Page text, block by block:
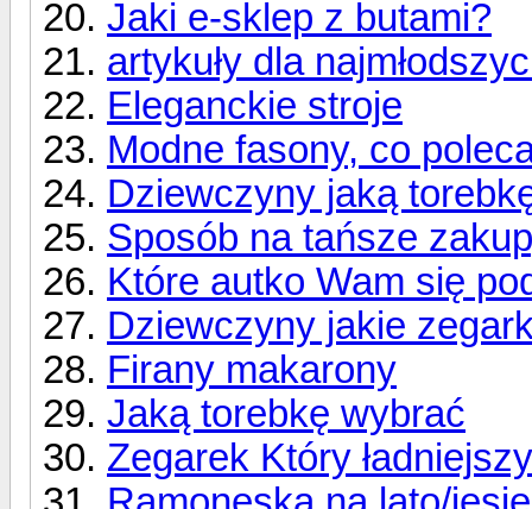
Jaki e-sklep z butami?
artykuły dla
Eleganckie stroje
Modne fasony, co
Dziewczyny jaką
Sposób na tańsze
Które autko Wam się
Dziewczyny jakie
Firany makarony
Jaką torebkę wybrać
Zegarek Który ładniejszy